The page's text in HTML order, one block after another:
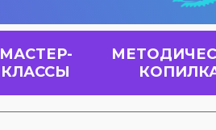
МАСТЕР-
КЛАССЫ